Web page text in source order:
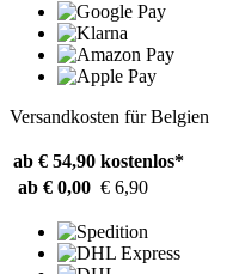
Versandkosten für Belgien
ab € 54,90 kostenlos*
ab € 0,00 € 6,90